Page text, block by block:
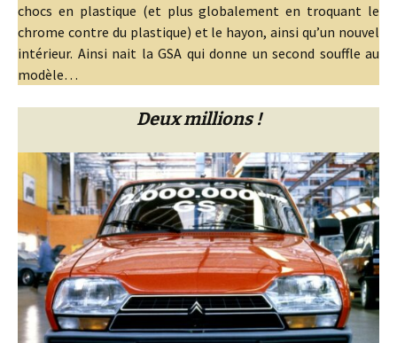
chocs en plastique (et plus globalement en troquant le
chrome contre du plastique) et le hayon, ainsi qu’un nouvel
intérieur. Ainsi nait la GSA qui donne un second souffle au
modèle…
Deux millions !